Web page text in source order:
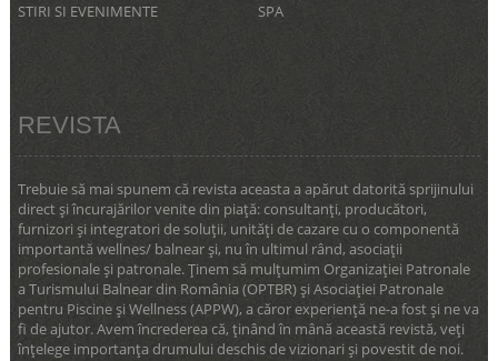
STIRI SI EVENIMENTE SPA
REVISTA
Trebuie să mai spunem că revista aceasta a apărut datorită sprijinului
direct şi încurajărilor venite din piaţă: consultanţi, producători,
furnizori şi integratori de soluţii, unităţi de cazare cu o componentă
importantă wellnes/ balnear şi, nu în ultimul rând, asociaţii
profesionale şi patronale. Ţinem să mulţumim Organizaţiei Patronale
a Turismului Balnear din România (OPTBR) şi Asociaţiei Patronale
pentru Piscine şi Wellness (APPW), a căror experienţă ne-a fost şi ne va
fi de ajutor. Avem încrederea că, ţinând în mână această revistă, veţi
înţelege importanţa drumului deschis de vizionari şi povestit de noi.